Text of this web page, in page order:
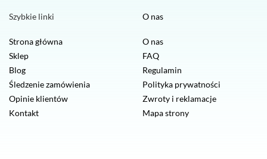
Szybkie linki
Strona główna
Sklep
Blog
Śledzenie zamówienia
Opinie klientów
Kontakt
O nas
O nas
FAQ
Regulamin
Polityka prywatności
Zwroty i reklamacje
Mapa strony